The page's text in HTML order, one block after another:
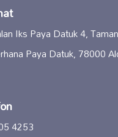
Iks Paya Datuk 4,
Paya Datuk, 78000
4253